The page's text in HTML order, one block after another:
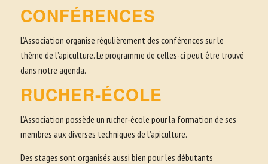
CONFÉRENCES
L’Association organise régulièrement des conférences sur le
thème de l’apiculture. Le programme de celles-ci peut être trouvé
dans notre agenda.
RUCHER-ÉCOLE
L’Association possède un rucher-école pour la formation de ses
membres aux diverses techniques de l’apiculture.
Des stages sont organisés aussi bien pour les débutants